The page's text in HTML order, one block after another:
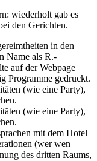
wiederholt gab es
den Gerichten.
in den
Name als R.-
auf der Webpage
Programme gedruckt.
(wie eine Party),
(wie eine Party),
mit dem Hotel
(wer wen
des dritten Raums,